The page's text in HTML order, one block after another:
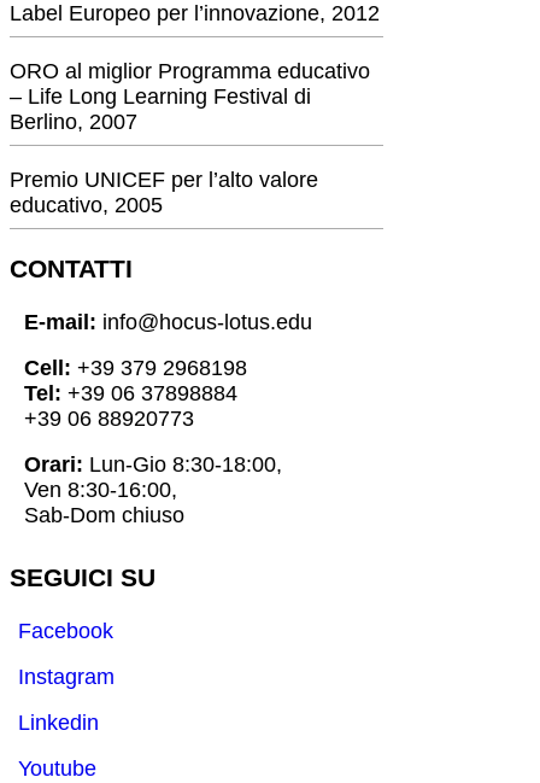
Label Europeo per l’innovazione, 2012
ORO al miglior Programma educativo
– Life Long Learning Festival di
Berlino, 2007
Premio UNICEF per l’alto valore
educativo, 2005
CONTATTI
E-mail: info@hocus-lotus.edu
Cell: +39 379 2968198
Tel: +39 06 37898884
+39 06 88920773
Orari: Lun-Gio 8:30-18:00,
Ven 8:30-16:00,
Sab-Dom chiuso
SEGUICI SU
Facebook
Instagram
Linkedin
Youtube